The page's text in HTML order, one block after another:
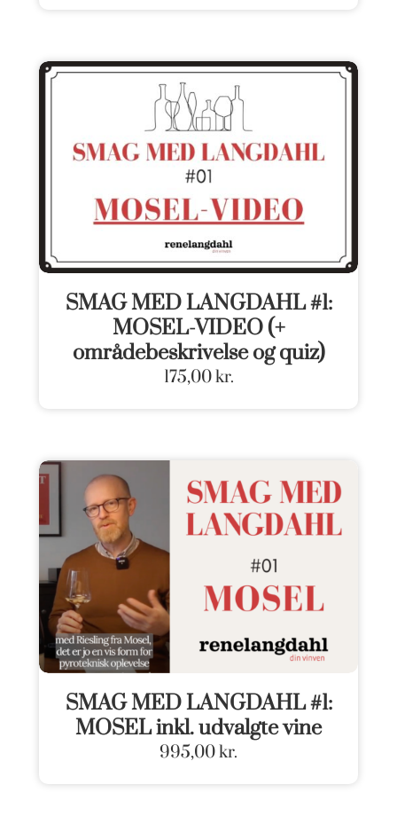
SMAG MED LANGDAHL #1:
MOSEL-VIDEO (+
områdebeskrivelse og quiz)
175,00kr.
SMAG MED LANGDAHL #1:
MOSEL inkl. udvalgte vine
995,00kr.